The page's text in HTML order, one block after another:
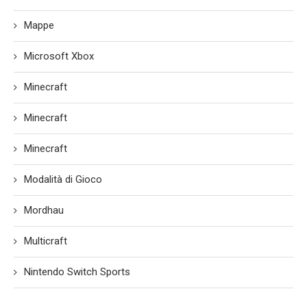
Mappe
Microsoft Xbox
Minecraft
Minecraft
Minecraft
Modalità di Gioco
Mordhau
Multicraft
Nintendo Switch Sports